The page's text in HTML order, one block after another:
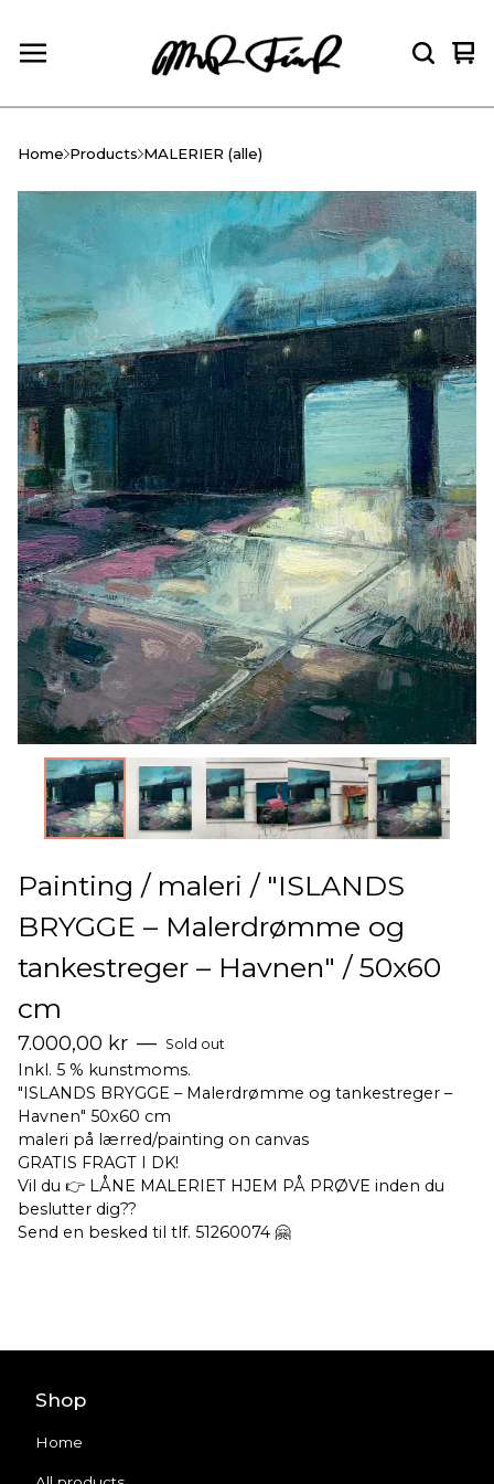
0
Home Products MALERIER (alle)
Painting / maleri / "ISLANDS
BRYGGE – Malerdrømme og
tankestreger – Havnen" / 50x60
cm
7.000,00 kr — Sold out
Inkl. 5 % kunstmoms.
"ISLANDS BRYGGE – Malerdrømme og tankestreger –
Havnen" 50x60 cm
maleri på lærred/painting on canvas
GRATIS FRAGT I DK!
Vil du 👉 LÅNE MALERIET HJEM PÅ PRØVE inden du
beslutter dig??
Send en besked til tlf. 51260074 🤗
Shop
Home